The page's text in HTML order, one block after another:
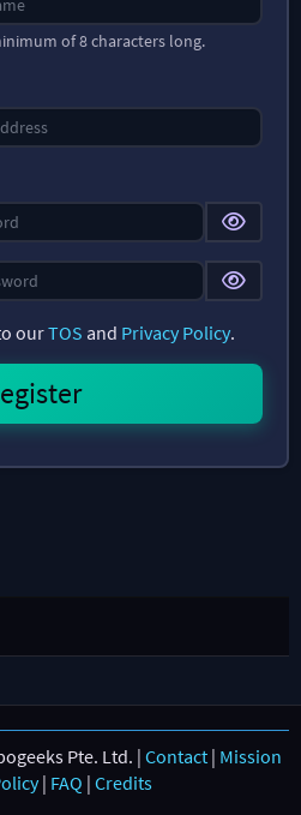
of 8 characters long.
ourTOS and Privacy Policy.
Pte. Ltd. | Contact | Mission
| FAQ | Credits